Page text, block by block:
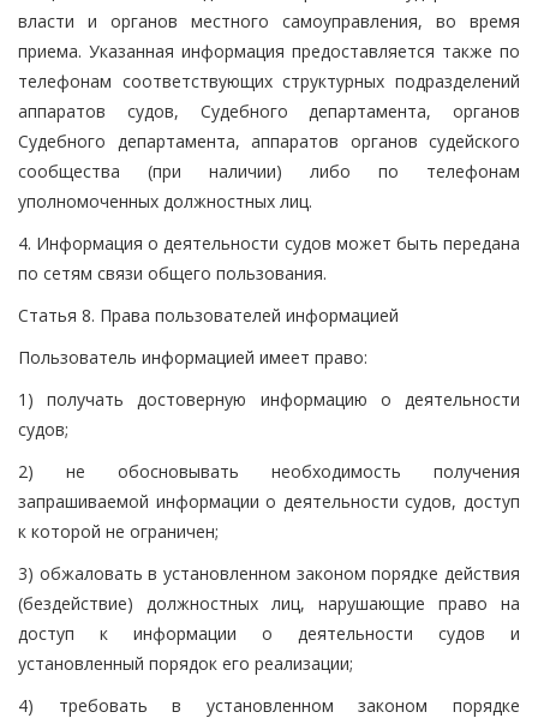
власти и органов местного самоуправления, во время
приема. Указанная информация предоставляется также по
телефонам соответствующих структурных подразделений
аппаратов судов, Судебного департамента, органов
Судебного департамента, аппаратов органов судейского
сообщества (при наличии) либо по телефонам
уполномоченных должностных лиц.
4. Информация о деятельности судов может быть передана
по сетям связи общего пользования.
Статья 8. Права пользователей информацией
Пользователь информацией имеет право:
1) получать достоверную информацию о деятельности
судов;
2) не обосновывать необходимость получения
запрашиваемой информации о деятельности судов, доступ
к которой не ограничен;
3) обжаловать в установленном законом порядке действия
(бездействие) должностных лиц, нарушающие право на
доступ к информации о деятельности судов и
установленный порядок его реализации;
4) требовать в установленном законом порядке